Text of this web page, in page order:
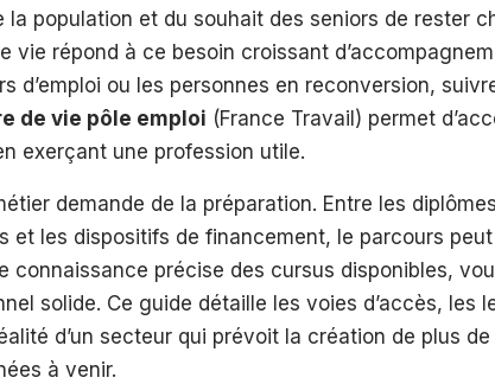
la population et du souhait des seniors de rester
vie répond à ce besoin croissant
d’emploi ou les personnes en reconversion,
de vie pôle emploi (France Travail) permet
exerçant une profession utile.
demande de la préparation. Entre les
et les dispositifs de financement, le parcours
connaissance précise des cursus disponibles,
solide. Ce guide détaille les voies d’accès, les
d’un secteur qui prévoit la création de plus
à venir.